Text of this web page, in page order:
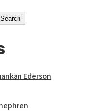
Search
Ederson